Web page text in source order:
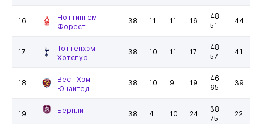
16
Ноттингем
Форест
38 11 11 16
48-
51
44
17
Тоттенхэм
Хотспур
38 10 11 17
48-
57
41
18
Вест Хэм
Юнайтед
38 10 9 19
46-
65
39
19 Бернли 38 4 10 24
38-
75
22